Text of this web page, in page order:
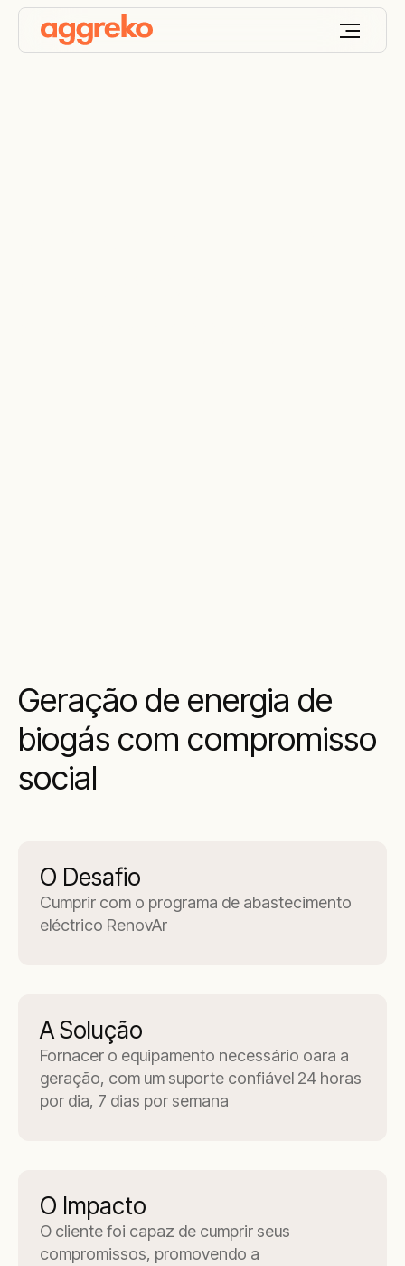
Geração de energia de
biogás com compromisso
social
O Desafio
Cumprir com o programa de abastecimento
eléctrico RenovAr
A Solução
Fornacer o equipamento necessário oara a
geração, com um suporte confiável 24 horas
por dia, 7 dias por semana
O Impacto
O cliente foi capaz de cumprir seus
compromissos, promovendo a